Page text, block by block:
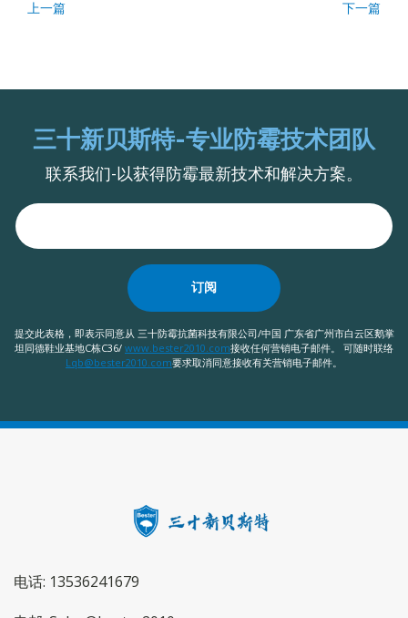
上一篇 下一篇
三十新贝斯特-专业防霉技术团队
联系我们-以获得防霉最新技术和解决方案。
订阅
提交此表格，即表示同意从 三十防霉抗菌科技有限公司/中国 广东省广州市白云区鹅掌
坦同德鞋业基地C栋C36/ www.bester2010.com接收任何营销电子邮件。 可随时联络
Lqb@bester2010.com要求取消同意接收有关营销电子邮件。
电话: 13536241679